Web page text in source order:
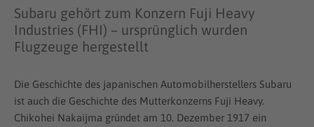
Subaru gehört zum Konzern Fuji Heavy
Industries (FHI) – ursprünglich wurden
Flugzeuge hergestellt
Die Geschichte des japanischen Automobilherstellers Subaru
ist auch die Geschichte des Mutterkonzerns Fuji Heavy.
Chikohei Nakaijma gründet am 10. Dezember 1917 ein